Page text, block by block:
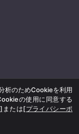
析のためCookieを利用
の使用に同意する
または[プライバシーポ